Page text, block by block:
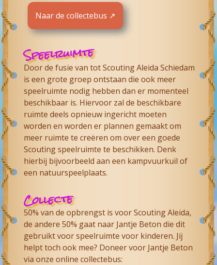
Naar de collectebus ↗
Speelruimte
Door de fusie van totScouting Aleida Schiedam
is een grote groep ontstaan die ook meer
speelruimte nodig hebben dan er momenteel
beschikbaar is. Hiervoor zal de beschikbare
ruimte deels opnieuw ingericht moeten
worden en worden er plannen gemaakt om
meer ruimte te creëren om over een goede
Scouting speelruimte te beschikken. Denk
hierbij bijvoorbeeld aan een kampvuurkuil of
een natuurspeelplaats.
Collecte
50% van de opbrengst is voor Scouting Aleida,
de andere 50% gaat naar Jantje Beton die dit
gebruikt voor speelruimte voor kinderen. Jij
helpt toch ook mee? Doneer voor Jantje Beton
via onze online collectebus: